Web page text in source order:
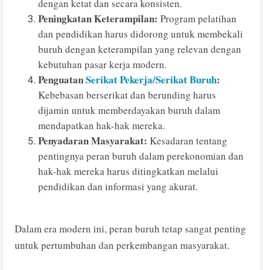
dengan ketat dan secara konsisten.
Peningkatan Keterampilan: Program pelatihan
dan pendidikan harus didorong untuk membekali
buruh dengan keterampilan yang relevan dengan
kebutuhan pasar kerja modern.
PenguatanSerikat Pekerja/Serikat Buruh:
Kebebasan berserikat dan berunding harus
dijamin untuk memberdayakan buruh dalam
mendapatkan hak-hak mereka.
Penyadaran Masyarakat: Kesadaran tentang
pentingnya peran buruh dalam perekonomian dan
hak-hak mereka harus ditingkatkan melalui
pendidikan dan informasi yang akurat.
Dalam era modern ini, peran buruh tetap sangat penting
untuk pertumbuhan dan perkembangan masyarakat.